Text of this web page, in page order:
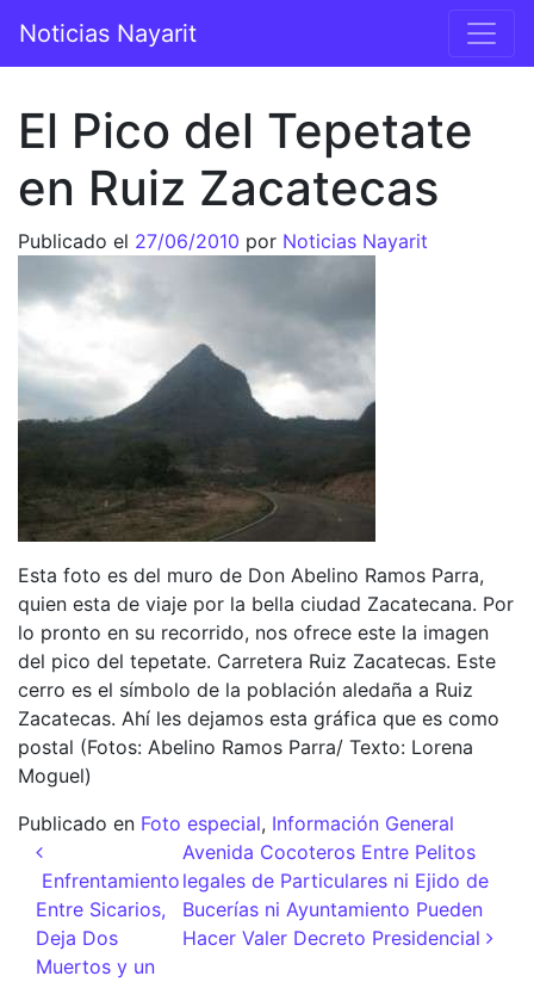
Navegación principal
Noticias Nayarit
El Pico del Tepetate
en Ruiz Zacatecas
Publicado el 27/06/2010 por Noticias Nayarit
Esta foto es del muro de Don Abelino Ramos Parra,
quien esta de viaje por la bella ciudad Zacatecana. Por
lo pronto en su recorrido, nos ofrece este la imagen
del pico del tepetate. Carretera Ruiz Zacatecas. Este
cerro es el símbolo de la población aledaña a Ruiz
Zacatecas. Ahí les dejamos esta gráfica que es como
postal (Fotos: Abelino Ramos Parra/ Texto: Lorena
Moguel)
Publicado en Foto especial, Información General
Navegación de entradas
Enfrentamiento
Entre Sicarios,
Deja Dos
Muertos y un
Avenida Cocoteros Entre Pelitos
legales de Particulares ni Ejido de
Bucerías ni Ayuntamiento Pueden
Hacer Valer Decreto Presidencial